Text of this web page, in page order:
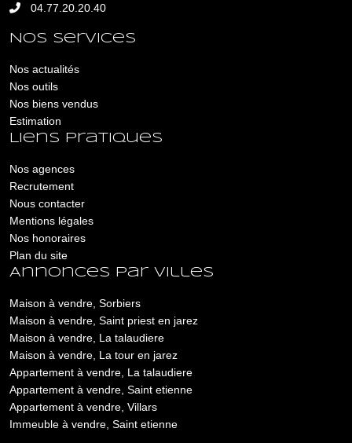
04.77.20.20.40
Nos services
Nos actualités
Nos outils
Nos biens vendus
Estimation
Liens pratiques
Nos agences
Recrutement
Nous contacter
Mentions légales
Nos honoraires
Plan du site
Annonces par villes
Maison à vendre, Sorbiers
Maison à vendre, Saint priest en jarez
Maison à vendre, La talaudiere
Maison à vendre, La tour en jarez
Appartement à vendre, La talaudiere
Appartement à vendre, Saint etienne
Appartement à vendre, Villars
Immeuble à vendre, Saint etienne